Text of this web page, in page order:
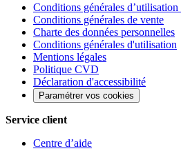
Conditions générales
Conditions générales de vente
Charte des données personnelles
Conditions générales d'utilisation
Mentions légales
Politique CVD
Déclaration d'accessibilité
Paramétrer vos cookies
Service client
Centre d’aide